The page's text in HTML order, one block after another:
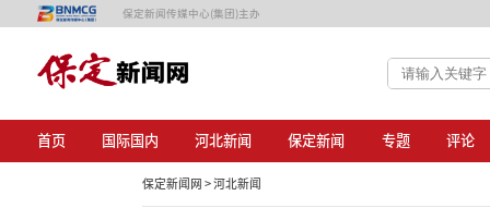
保定新闻传媒中心(集团)主办
首页 国际国内 河北新闻 保定新闻 专题 评论
保定新闻网 >河北新闻